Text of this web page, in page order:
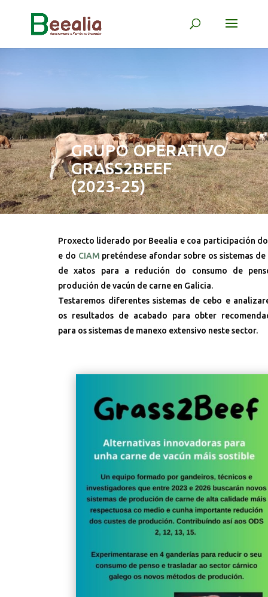
GRUPO OPERATIVO
GRASS2BEEF
(2023-25)
Proxecto liderado por Beealia e coa participación
e do CIAM preténdese afondar sobre os sistemas de
de xatos para a redución do consumo de
produción de vacún de carne en Galicia.
Testaremos diferentes sistemas de cebo e
os resultados de acabado para obter
para os sistemas de manexo extensivo neste sector.